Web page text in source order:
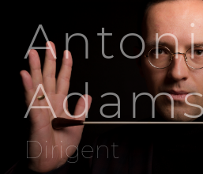
springen
Dirigent